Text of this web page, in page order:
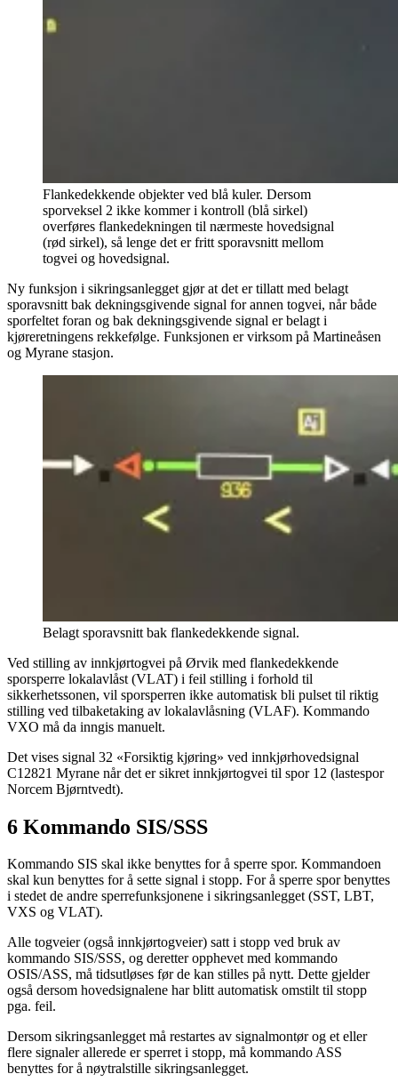
Flankedekkende objekter ved blå kuler. Dersom
sporveksel 2 ikke kommer i kontroll (blå sirkel)
overføres flankedekningen til nærmeste hovedsignal
(rød sirkel), så lenge det er fritt sporavsnitt mellom
togvei og hovedsignal.
Ny funksjon i sikringsanlegget gjør at det er tillatt med belagt
sporavsnitt bak dekningsgivende signal for annen togvei, når både
sporfeltet foran og bak dekningsgivende signal er belagt i
kjøreretningens rekkefølge. Funksjonen er virksom på Martineåsen
og Myrane stasjon.
Belagt sporavsnitt bak flankedekkende signal.
Ved stilling av innkjørtogvei på Ørvik med flankedekkende
sporsperre lokalavlåst (VLAT) i feil stilling i forhold til
sikkerhetssonen, vil sporsperren ikke automatisk bli pulset til riktig
stilling ved tilbaketaking av lokalavlåsning (VLAF). Kommando
VXO må da inngis manuelt.
Det vises signal 32 «Forsiktig kjøring» ved innkjørhovedsignal
C12821 Myrane når det er sikret innkjørtogvei til spor 12 (lastespor
Norcem Bjørntvedt).
6 Kommando SIS/SSS
Kommando SIS skal ikke benyttes for å sperre spor. Kommandoen
skal kun benyttes for å sette signal i stopp. For å sperre spor benyttes
i stedet de andre sperrefunksjonene i sikringsanlegget (SST, LBT,
VXS og VLAT).
Alle togveier (også innkjørtogveier) satt i stopp ved bruk av
kommando SIS/SSS, og deretter opphevet med kommando
OSIS/ASS, må tidsutløses før de kan stilles på nytt. Dette gjelder
også dersom hovedsignalene har blitt automatisk omstilt til stopp
pga. feil.
Dersom sikringsanlegget må restartes av signalmontør og et eller
flere signaler allerede er sperret i stopp, må kommando ASS
benyttes for å nøytralstille sikringsanlegget.